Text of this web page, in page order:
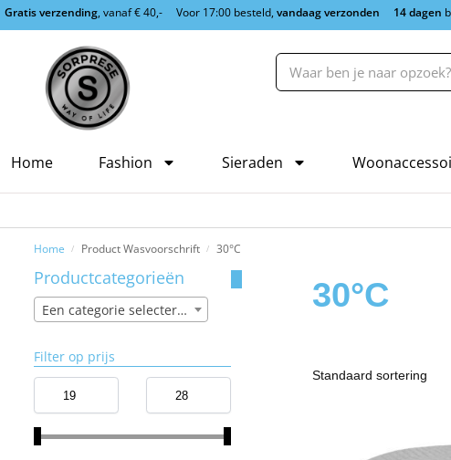
Gratis verzending, vanaf € 40,- Voor 17:00 besteld,vandaag verzonden 14 dagen
Home Fashion Sieraden
Home / Product Wasvoorschrift / 30°C
30°C
Productcategorieën
Een categorie selecteren
Filter op prijs